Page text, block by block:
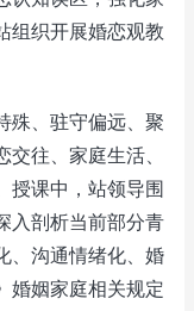
组织开展婚恋观教
殊、驻守偏远、聚
往、家庭生活、
授课中，站领导围
入剖析当前部分青
、沟通情绪化、婚
婚姻家庭相关规定